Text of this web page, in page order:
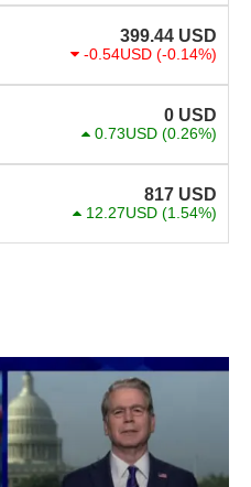
399.44 USD
-0.54USD (-0.14%)
0 USD
0.73USD (0.26%)
817 USD
12.27USD (1.54%)